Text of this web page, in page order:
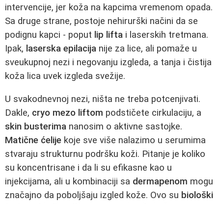
intervencije, jer koža na kapcima vremenom opada.
Sa druge strane, postoje nehirurški načini da se
podignu kapci - poput lip lifta i laserskih tretmana.
Ipak, laserska epilacija nije za lice, ali pomaže u
sveukupnoj nezi i negovanju izgleda, a tanja i čistija
koža lica uvek izgleda svežije.
U svakodnevnoj nezi, ništa ne treba potcenjivati.
Dakle, cryo mezo liftom podstičete cirkulaciju, a
skin busterima nanosim o aktivne sastojke.
Matične ćelije koje sve više nalazimo u serumima
stvaraju strukturnu podršku koži. Pitanje je koliko
su koncentrisane i da li su efikasne kao u
injekcijama, ali u kombinaciji sa dermapenom mogu
značajno da poboljšaju izgled kože. Ovo su biološki